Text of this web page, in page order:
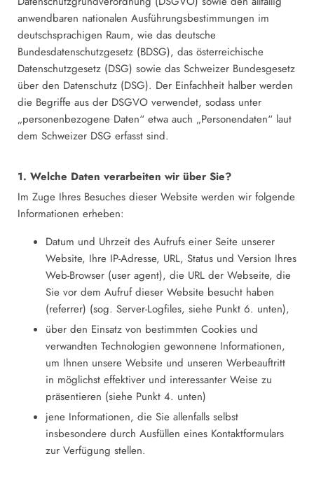
anwendbaren nationalen Ausführungsbestimmungen im
deutschsprachigen Raum, wie das deutsche
Bundesdatenschutzgesetz (BDSG), das österreichische
Datenschutzgesetz (DSG) sowie das Schweizer Bundesgesetz
über den Datenschutz (DSG). Der Einfachheit halber werden
die Begriffe aus der DSGVO verwendet, sodass unter
„personenbezogene Daten“ etwa auch „Personendaten“ laut
dem Schweizer DSG erfasst sind.
1. Welche Daten verarbeiten wir über Sie?
Im Zuge Ihres Besuches dieser Website werden wir folgende
Informationen erheben:
Datum und Uhrzeit des Aufrufs einer Seite unserer
Website, Ihre IP-Adresse, URL, Status und Version Ihres
Web-Browser (user agent), die URL der Webseite, die
Sie vor dem Aufruf dieser Website besucht haben
(referrer) (sog. Server-Logfiles, siehe Punkt 6. unten),
über den Einsatz von bestimmten Cookies und
verwandten Technologien gewonnene Informationen,
um Ihnen unsere Website und unseren Werbeauftritt
in möglichst effektiver und interessanter Weise zu
präsentieren (siehe Punkt 4. unten)
jene Informationen, die Sie allenfalls selbst
insbesondere durch Ausfüllen eines Kontaktformulars
zur Verfügung stellen.